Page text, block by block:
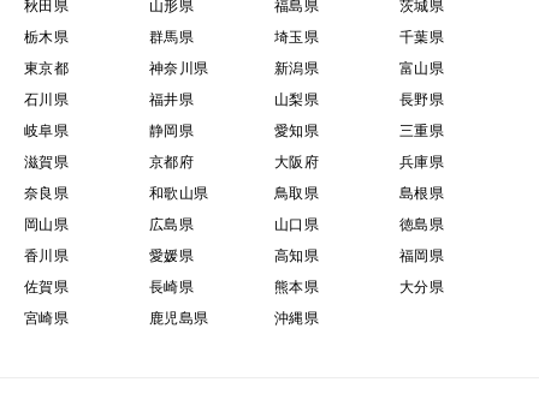
秋田県
山形県 福島県
茨城県
栃木県
群馬県 埼玉県
千葉県
東京都
神奈川県 新潟県
富山県
石川県
福井県 山梨県
長野県
岐阜県
静岡県 愛知県
三重県
滋賀県
京都府 大阪府
兵庫県
奈良県
和歌山県 鳥取県
島根県
岡山県
広島県 山口県
徳島県
香川県
愛媛県 高知県
福岡県
佐賀県
長崎県 熊本県
大分県
宮崎県
鹿児島県 沖縄県